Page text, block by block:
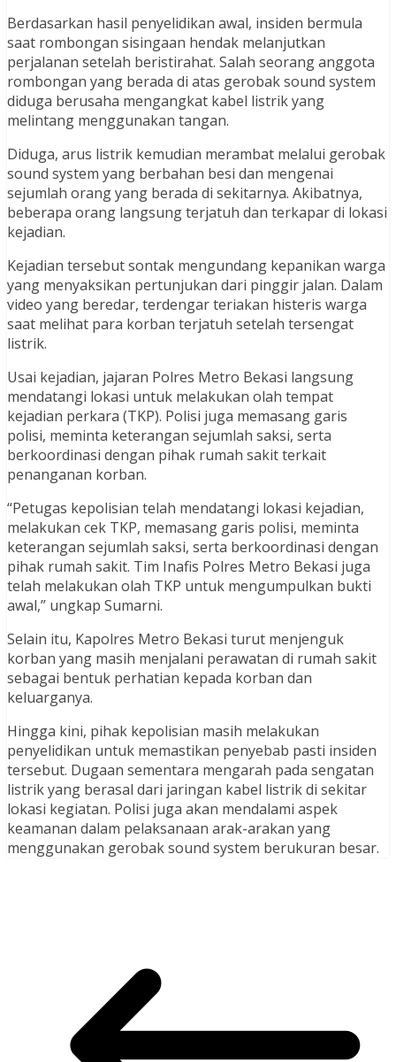
Berdasarkan hasil penyelidikan awal, insiden bermula
saat rombongan sisingaan hendak melanjutkan
perjalanan setelah beristirahat. Salah seorang anggota
rombongan yang berada di atas gerobak sound system
diduga berusaha mengangkat kabel listrik yang
melintang menggunakan tangan.
Diduga, arus listrik kemudian merambat melalui gerobak
sound system yang berbahan besi dan mengenai
sejumlah orang yang berada di sekitarnya. Akibatnya,
beberapa orang langsung terjatuh dan terkapar di lokasi
kejadian.
Kejadian tersebut sontak mengundang kepanikan warga
yang menyaksikan pertunjukan dari pinggir jalan. Dalam
video yang beredar, terdengar teriakan histeris warga
saat melihat para korban terjatuh setelah tersengat
listrik.
Usai kejadian, jajaran Polres Metro Bekasi langsung
mendatangi lokasi untuk melakukan olah tempat
kejadian perkara (TKP). Polisi juga memasang garis
polisi, meminta keterangan sejumlah saksi, serta
berkoordinasi dengan pihak rumah sakit terkait
penanganan korban.
“Petugas kepolisian telah mendatangi lokasi kejadian,
melakukan cek TKP, memasang garis polisi, meminta
keterangan sejumlah saksi, serta berkoordinasi dengan
pihak rumah sakit. Tim Inafis Polres Metro Bekasi juga
telah melakukan olah TKP untuk mengumpulkan bukti
awal,” ungkap Sumarni.
Selain itu, Kapolres Metro Bekasi turut menjenguk
korban yang masih menjalani perawatan di rumah sakit
sebagai bentuk perhatian kepada korban dan
keluarganya.
Hingga kini, pihak kepolisian masih melakukan
penyelidikan untuk memastikan penyebab pasti insiden
tersebut. Dugaan sementara mengarah pada sengatan
listrik yang berasal dari jaringan kabel listrik di sekitar
lokasi kegiatan. Polisi juga akan mendalami aspek
keamanan dalam pelaksanaan arak-arakan yang
menggunakan gerobak sound system berukuran besar.